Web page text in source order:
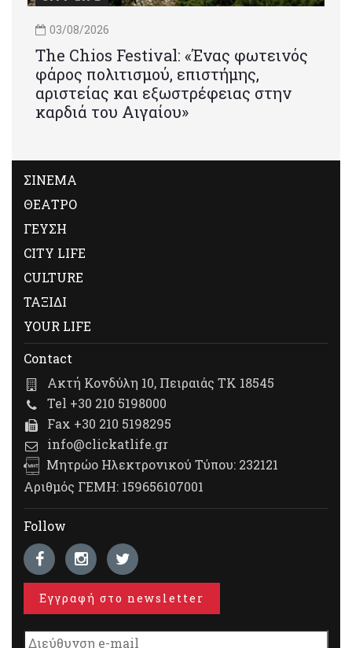
03/08/2026
Τhe Chios Festival: «Ένας φωτεινός
φάρος πολιτισμού, επιστήμης,
αριστείας και εξωστρέφειας στην
καρδιά του Αιγαίου»
ΣΙΝΕΜΑ
ΘΕΑΤΡΟ
ΓΕΥΣΗ
CITY LIFE
CULTURE
ΤΑΞΙΔΙ
YOUR LIFE
Contact
Ακτή Κονδύλη 10, Πειραιάς ΤΚ 18545
Tel +30 210 5198000
Fax +30 210 5198295
info@clickatlife.gr
Μητρώο Ηλεκτρονικού Τύπου: 232121
Αριθμός ΓΕΜΗ: 159656107001
Follow
Εγγραφή στο newsletter